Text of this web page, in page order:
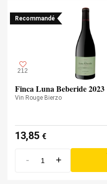
Recommandé
212
Finca Luna Beberide 2023
Vin Rouge Bierzo
13,85 €
- +